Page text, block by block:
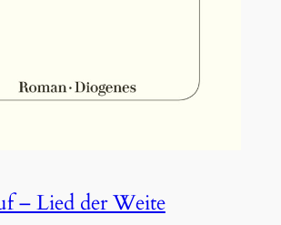
– Lied der Weite